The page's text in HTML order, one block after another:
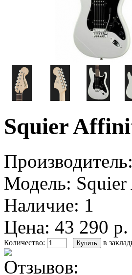
Squier
Производитель:
Модель:
Наличие: 1
Цена: 43 290 р.
Количество: в